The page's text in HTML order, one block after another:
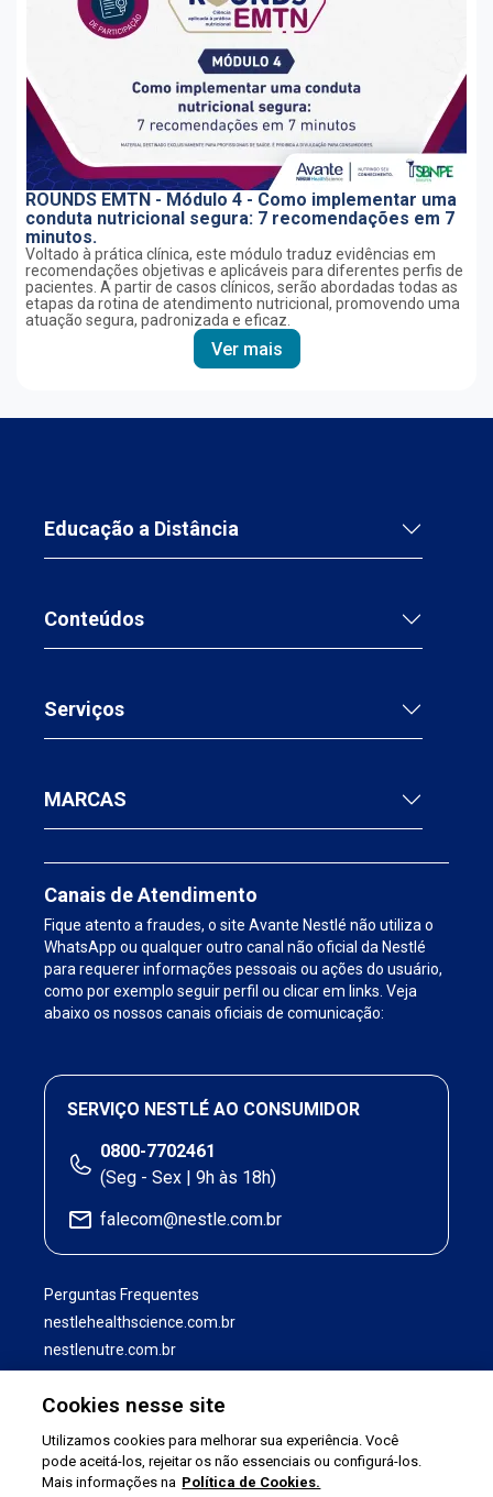
ROUNDS EMTN - Módulo 4 - Como implementar uma
conduta nutricional segura: 7 recomendações em 7
minutos.
Voltado à prática clínica, este módulo traduz evidências em
recomendações objetivas e aplicáveis para diferentes perfis de
pacientes. A partir de casos clínicos, serão abordadas todas as
etapas da rotina de atendimento nutricional, promovendo uma
atuação segura, padronizada e eficaz.
Ver mais
Educação a Distância
Conteúdos
Serviços
MARCAS
Canais de Atendimento
Fique atento a fraudes, o site Avante Nestlé não utiliza o
WhatsApp ou qualquer outro canal não oficial da Nestlé
para requerer informações pessoais ou ações do usuário,
como por exemplo seguir perfil ou clicar em links. Veja
abaixo os nossos canais oficiais de comunicação:
SERVIÇO NESTLÉ AO CONSUMIDOR
0800-7702461
(Seg - Sex | 9h às 18h)
falecom@nestle.com.br
Perguntas Frequentes
nestlehealthscience.com.br
nestlenutre.com.br
Cookies nesse site
Utilizamos cookies para melhorar sua experiência. Você
pode aceitá-los, rejeitar os não essenciais ou configurá-los.
Mais informações na Política de Cookies.